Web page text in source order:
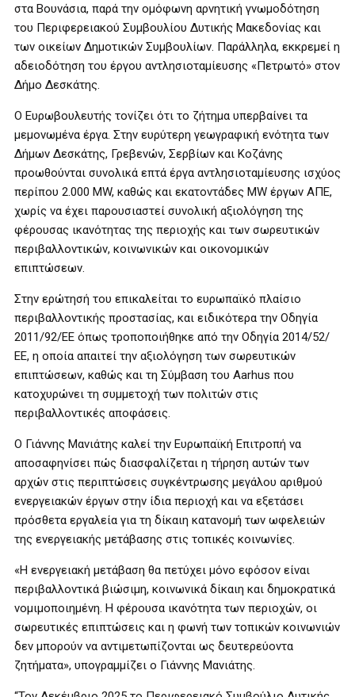
στα Βουνάσια, παρά την ομόφωνη αρνητική γνωμοδότηση
του Περιφερειακού Συμβουλίου Δυτικής Μακεδονίας και
των οικείων Δημοτικών Συμβουλίων. Παράλληλα, εκκρεμεί η
αδειοδότηση του έργου αντλησιοταμίευσης «Πετρωτό» στον
Δήμο Δεσκάτης.
Ο Ευρωβουλευτής τονίζει ότι το ζήτημα υπερβαίνει τα
μεμονωμένα έργα. Στην ευρύτερη γεωγραφική ενότητα των
Δήμων Δεσκάτης, Γρεβενών, Σερβίων και Κοζάνης
προωθούνται συνολικά επτά έργα αντλησιοταμίευσης ισχύος
περίπου 2.000 MW, καθώς και εκατοντάδες MW έργων ΑΠΕ,
χωρίς να έχει παρουσιαστεί συνολική αξιολόγηση της
φέρουσας ικανότητας της περιοχής και των σωρευτικών
περιβαλλοντικών, κοινωνικών και οικονομικών
επιπτώσεων.
Στην ερώτησή του επικαλείται το ευρωπαϊκό πλαίσιο
περιβαλλοντικής προστασίας, και ειδικότερα την Οδηγία
2011/92/ΕΕ όπως τροποποιήθηκε από την Οδηγία 2014/52/
ΕΕ, η οποία απαιτεί την αξιολόγηση των σωρευτικών
επιπτώσεων, καθώς και τη Σύμβαση του Aarhus που
κατοχυρώνει τη συμμετοχή των πολιτών στις
περιβαλλοντικές αποφάσεις.
Ο Γιάννης Μανιάτης καλεί την Ευρωπαϊκή Επιτροπή να
αποσαφηνίσει πώς διασφαλίζεται η τήρηση αυτών των
αρχών στις περιπτώσεις συγκέντρωσης μεγάλου αριθμού
ενεργειακών έργων στην ίδια περιοχή και να εξετάσει
πρόσθετα εργαλεία για τη δίκαιη κατανομή των ωφελειών
της ενεργειακής μετάβασης στις τοπικές κοινωνίες.
«Η ενεργειακή μετάβαση θα πετύχει μόνο εφόσον είναι
περιβαλλοντικά βιώσιμη, κοινωνικά δίκαιη και δημοκρατικά
νομιμοποιημένη. Η φέρουσα ικανότητα των περιοχών, οι
σωρευτικές επιπτώσεις και η φωνή των τοπικών κοινωνιών
δεν μπορούν να αντιμετωπίζονται ως δευτερεύοντα
ζητήματα», υπογραμμίζει ο Γιάννης Μανιάτης.